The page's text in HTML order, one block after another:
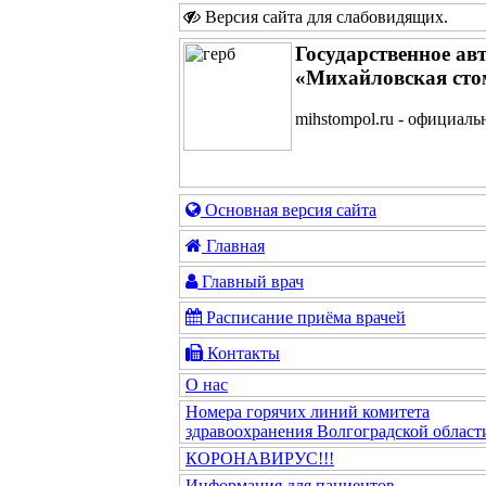
Версия сайта для слабовидящих.
Государственное
«Михайловская
mihstompol.ru -
Основная версия сайта
Главная
Главный врач
Расписание приёма врачей
Контакты
О нас
Номера горячих линий комитета
здравоохранения Волгоградской
КОРОНАВИРУС!!!